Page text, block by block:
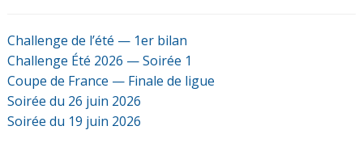
Challenge de l’été — 1er bilan
Challenge Été 2026 — Soirée 1
Coupe de France — Finale de ligue
Soirée du 26 juin 2026
Soirée du 19 juin 2026